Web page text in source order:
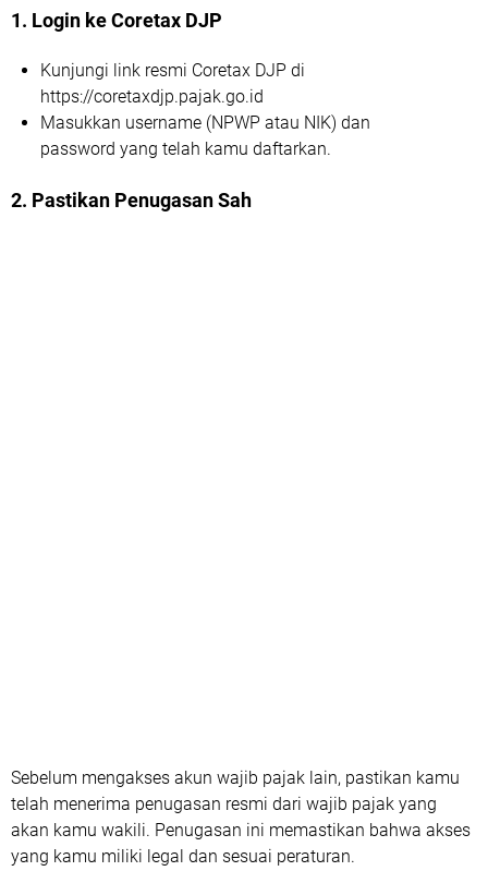
1. Login ke Coretax DJP
Kunjungi link resmi Coretax DJP di
https://coretaxdjp.pajak.go.id
Masukkan username (NPWP atau NIK) dan
password yang telah kamu daftarkan.
2. Pastikan Penugasan Sah
Sebelum mengakses akun wajib pajak lain, pastikan kamu
telah menerima penugasan resmi dari wajib pajak yang
akan kamu wakili. Penugasan ini memastikan bahwa akses
yang kamu miliki legal dan sesuai peraturan.